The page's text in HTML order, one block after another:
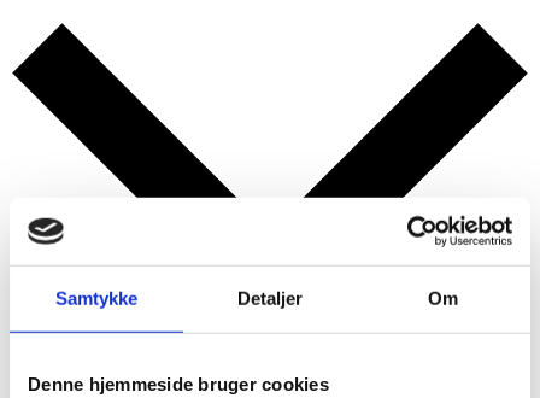
Samtykke Detaljer Om
Denne hjemmeside bruger cookies